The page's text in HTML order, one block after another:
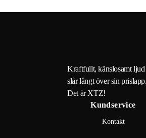
Kraftfullt, känslosamt ljud
slår långt över sin prislapp.
Det är XTZ!
Kundservice
Kontakt